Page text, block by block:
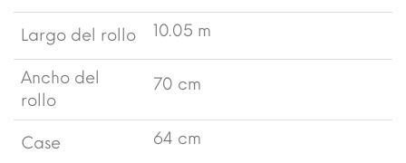
Largo del rollo 10.05 m
Ancho del
rollo
70 cm
Case 64 cm